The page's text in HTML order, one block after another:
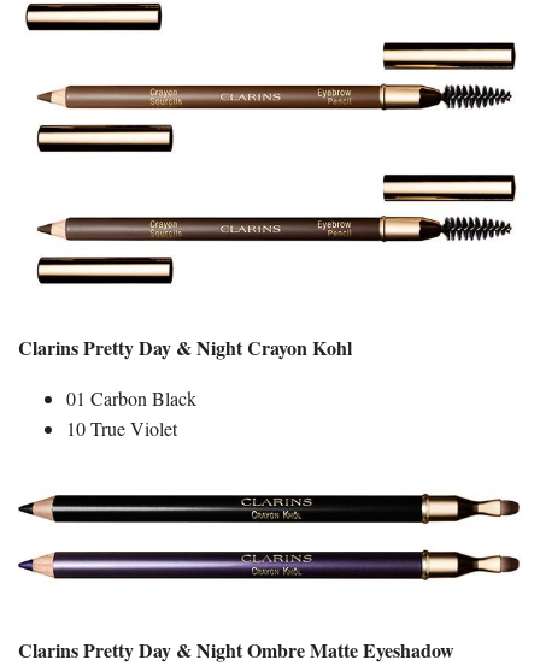
Clarins Pretty Day & Night Crayon Kohl
01 Carbon Black
10 True Violet
Clarins Pretty Day & Night Ombre Matte Eyeshadow